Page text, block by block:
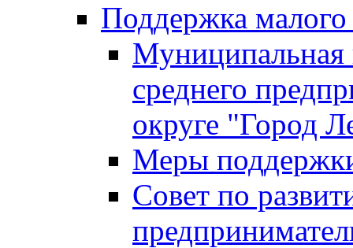
Поддержка малого
Муниципальная
среднего
округе "Город
Меры
Совет по